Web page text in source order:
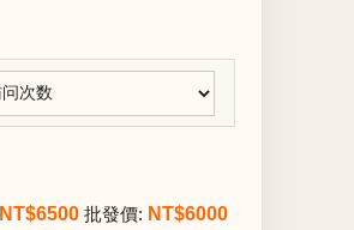
NT$6500 批發價: NT$6000